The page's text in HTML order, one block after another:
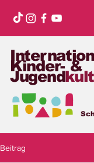
Kinder- &
Jugend
Beitrag